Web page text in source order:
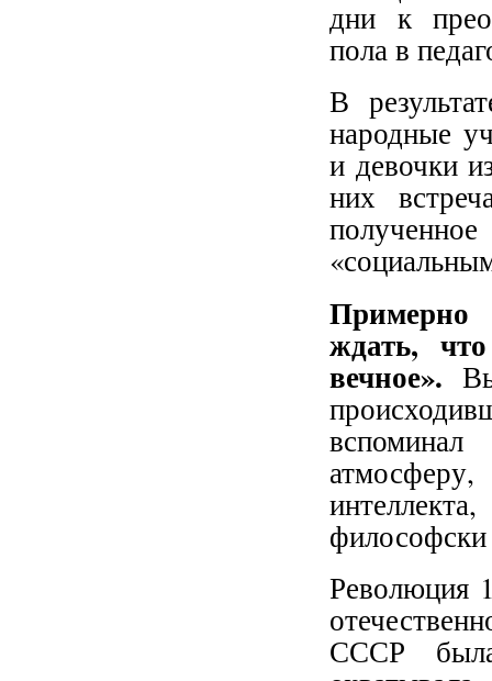
дни к
пола в
В
народные
и девочки
них
Примерно
ждать,
вечное».
философски
Революция
СССР